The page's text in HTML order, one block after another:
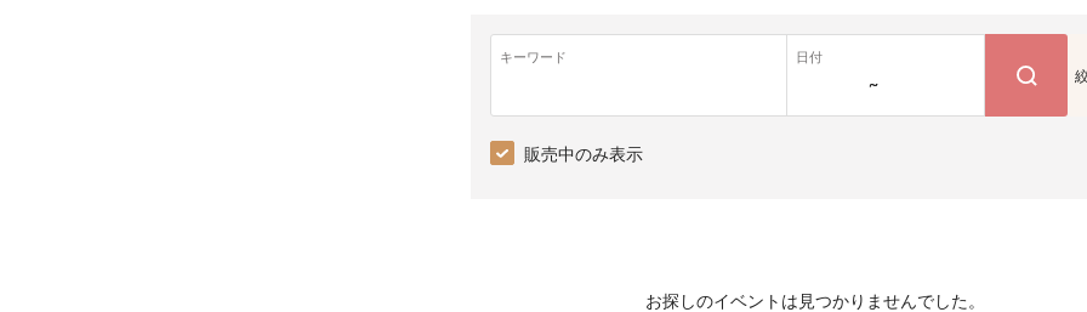
キーワード 日付
~
販売中のみ表示
お探しのイベントは見つかりませんでした。